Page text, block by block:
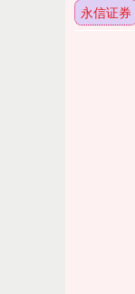
永信证券